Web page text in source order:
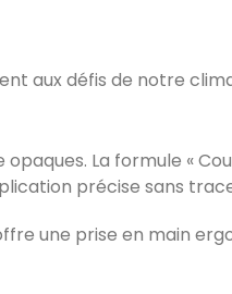
aux défis de notre
La formule «
précise sans
une prise en main